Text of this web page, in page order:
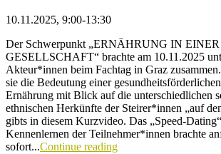
10.11.2025, 9:00-13:30
Der Schwerpunkt „ERNÄHRUNG IN
GESELLSCHAFT“ brachte am 10.11.2025
Akteur*innen beim Fachtag in Graz
sie die Bedeutung einer
Ernährung mit Blick auf die unterschiedlichen
ethnischen Herkünfte der Steirer*innen „auf
gibts in diesem Kurzvideo. Das „Speed-
Kennenlernen der Teilnehmer*innen brachte
sofort...Continue reading